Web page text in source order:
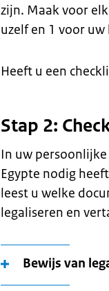
zijn. Maak voor
uzelf en 1 voor uw
Heeft u een
Stap 2:
In uw
Egypte nodig
leest u welke
legaliseren en
Bewijs van